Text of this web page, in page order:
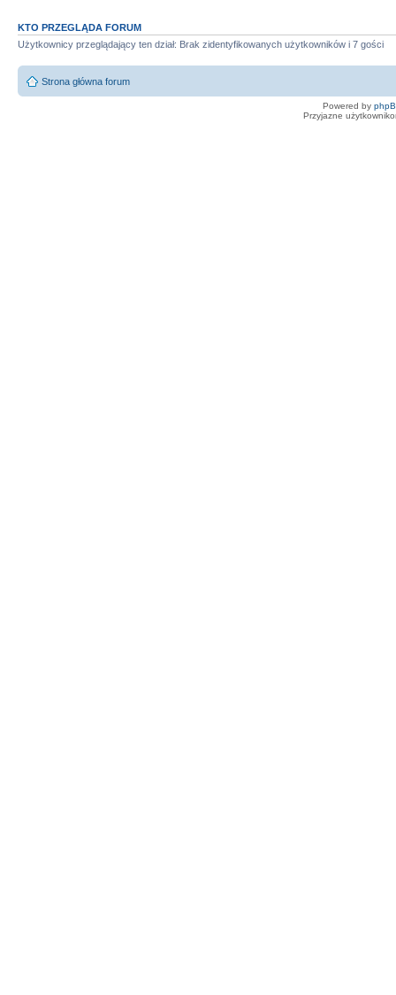
KTO PRZEGLĄDA FORUM
Użytkownicy przeglądający ten dział: Brak zidentyfikowanych użytkowników i 7 gości
Strona główna forum
Powered by
Przyjazne